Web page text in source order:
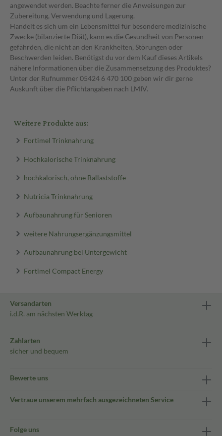
angewendet werden. Beachte ferner die Anweisungen zur
Zubereitung, Verwendung und Lagerung.
Handelt es sich um ein Lebensmittel für besondere medizinische
Zwecke (bilanzierte Diät), kann es die Gesundheit von Personen
gefährden, die nicht an den Krankheiten, Störungen oder
Beschwerden leiden. Benötigst du vor dem Kauf dieses Artikels
nähere Informationen über die Zusammensetzung des Produktes?
Unter der Rufnummer 05424 6 470 100 geben wir dir gerne
Auskunft über die Pflichtangaben nach LMIV.
Weitere Produkte aus:
Fortimel Trinknahrung
Hochkalorische Trinknahrung
hochkalorisch, ohne Ballaststoffe
Nutricia Trinknahrung
Aufbaunahrung für Senioren
weitere Nahrungsergänzungsmittel
Aufbaunahrung bei Untergewicht
Fortimel Compact Energy
Versandarten
i.d.R. am nächsten Werktag
Zahlarten
sicher und bequem
Bewerte uns
Vertraue unserem mehrfach ausgezeichneten Service
Folge uns